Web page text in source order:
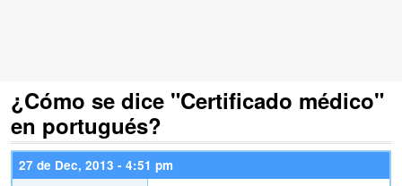
¿Cómo se dice "Certificado médico"
en portugués?
27 de Dec, 2013 - 4:51 pm